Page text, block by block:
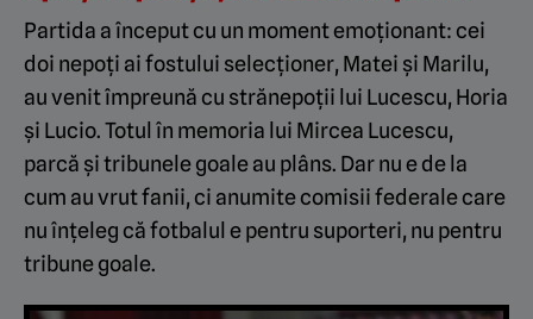
Partida a început cu un moment emoționant: cei
doi nepoți ai fostului selecționer, Matei și Marilu,
au venit împreună cu strănepoții lui Lucescu, Horia
și Lucio. Totul în memoria lui Mircea Lucescu,
parcă și tribunele goale au plâns. Dar nu e de la
cum au vrut fanii, ci anumite comisii federale care
nu înțeleg că fotbalul e pentru suporteri, nu pentru
tribune goale.